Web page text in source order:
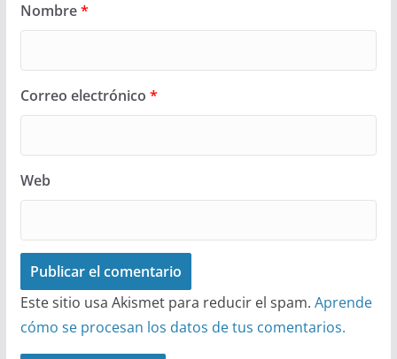
Nombre*
Correo electrónico *
Web
Este sitio usa Akismet para reducir el spam. Aprende
cómo se procesan los datos de tus comentarios.